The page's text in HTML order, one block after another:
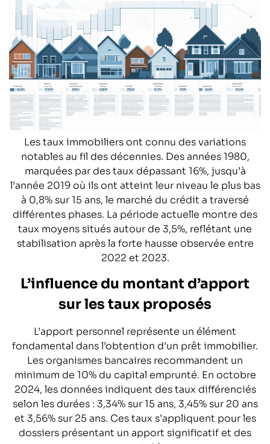
Les taux immobiliers ont connu des variations
notables au fil des décennies. Des années 1980,
marquées par des taux dépassant 16%, jusqu’à
l’année 2019 où ils ont atteint leur niveau le plus bas
à 0,8% sur 15 ans, le marché du crédit a traversé
différentes phases. La période actuelle montre des
taux moyens situés autour de 3,5%, reflétant une
stabilisation après la forte hausse observée entre
2022 et 2023.
L’influence du montant d’apport
sur les taux proposés
L’apport personnel représente un élément
fondamental dans l’obtention d’un prêt immobilier.
Les organismes bancaires recommandent un
minimum de 10% du capital emprunté. En octobre
2024, les données indiquent des taux différenciés
selon les durées : 3,34% sur 15 ans, 3,45% sur 20 ans
et 3,56% sur 25 ans. Ces taux s’appliquent pour les
dossiers présentant un apport significatif et des